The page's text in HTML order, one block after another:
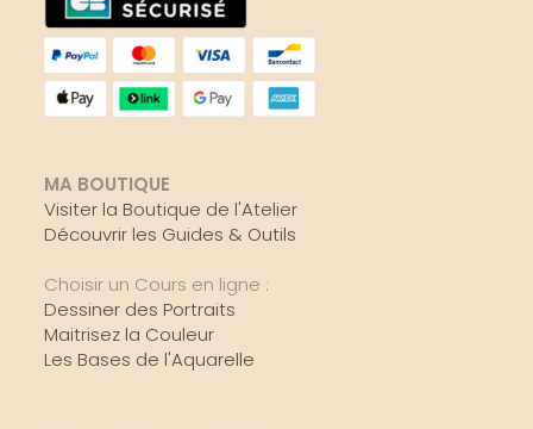
MA BOUTIQUE
Visiter la Boutique de l'Atelier
Découvrir les Guides & Outils
Choisir un Cours en ligne :
Dessiner des Portraits
Maitrisez la Couleur
Les Bases de l'Aquarelle